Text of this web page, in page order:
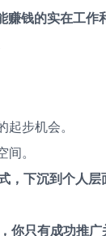
钱的实在工作
步机会。
。
，下沉到个人
你只有成功推